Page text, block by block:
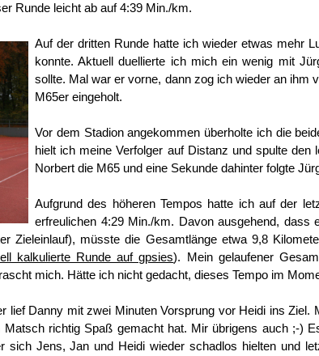
Runde leicht ab auf 4:39 Min./km.
Auf der dritten Runde hatte ich wieder etwas mehr
konnte. Aktuell duellierte ich mich ein wenig mit
sollte. Mal war er vorne, dann zog ich wieder an ihm
M65er eingeholt.
Vor dem Stadion angekommen überholte ich die
hielt ich meine Verfolger auf Distanz und spulte
Norbert die M65 und eine Sekunde dahinter folgte
Aufgrund des höheren Tempos hatte ich auf der
erfreulichen 4:29 Min./km. Davon ausgehend, dass
Zieleinlauf), müsste die Gesamtlänge etwa 9,8
kalkulierte Runde auf gpsies). Mein gelaufener
mich. Hätte ich nicht gedacht, dieses Tempo im
lief Danny mit zwei Minuten Vorsprung vor Heidi ins Ziel.
Matsch richtig Spaß gemacht hat. Mir übrigens auch ;-)
sich Jens, Jan und Heidi wieder schadlos hielten und